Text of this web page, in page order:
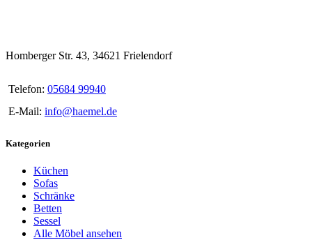
Homberger Str. 43, 34621 Frielendorf
Telefon: 05684 99940
E-Mail: info@haemel.de
Kategorien
Küchen
Sofas
Schränke
Betten
Sessel
Alle Möbel ansehen